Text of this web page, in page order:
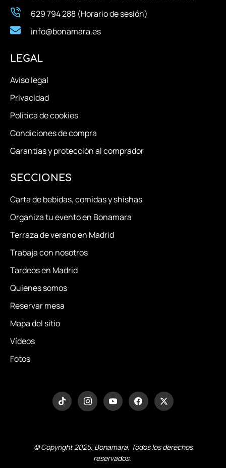
SECCIONES
Carta de bebidas, comidas y shishas
Organiza tu evento en Bonamara
Terraza de verano en Madrid
Trabaja con nosotros
Tardeos en Madrid
Quienes somos
Reservar mesa
Mapa del sitio
Vídeos
Fotos
LEGAL
Aviso legal
Privacidad
Política de cookies
Condiciones de compra
Garantías y protección al comprador
629 794 288 (Horario de sesión)
info@bonamara.es
© Copyright 2025. Bonamara. Todos los derechos
reservados.